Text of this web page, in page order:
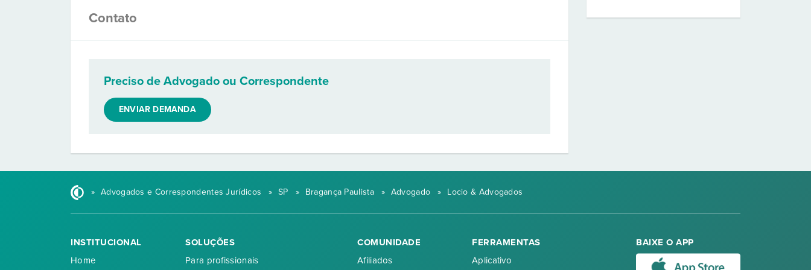
Contato
Preciso de Advogado ou Correspondente
ENVIAR DEMANDA
» Advogados e Correspondentes Jurídicos » SP » Bragança Paulista » Advogado » Locio & Advogados
INSTITUCIONAL
Home
SOLUÇÕES
Para profissionais
COMUNIDADE
Afiliados
FERRAMENTAS
Aplicativo
BAIXE O APP